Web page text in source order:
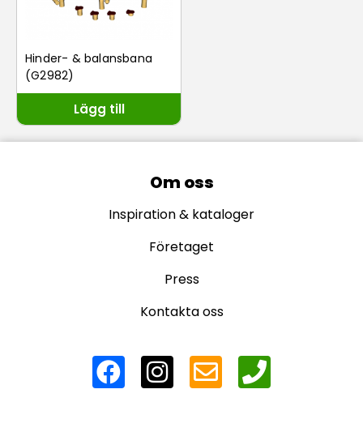
Hinder- & balansbana
(G2982)
Lägg till
Om oss
Inspiration & kataloger
Företaget
Press
Kontakta oss